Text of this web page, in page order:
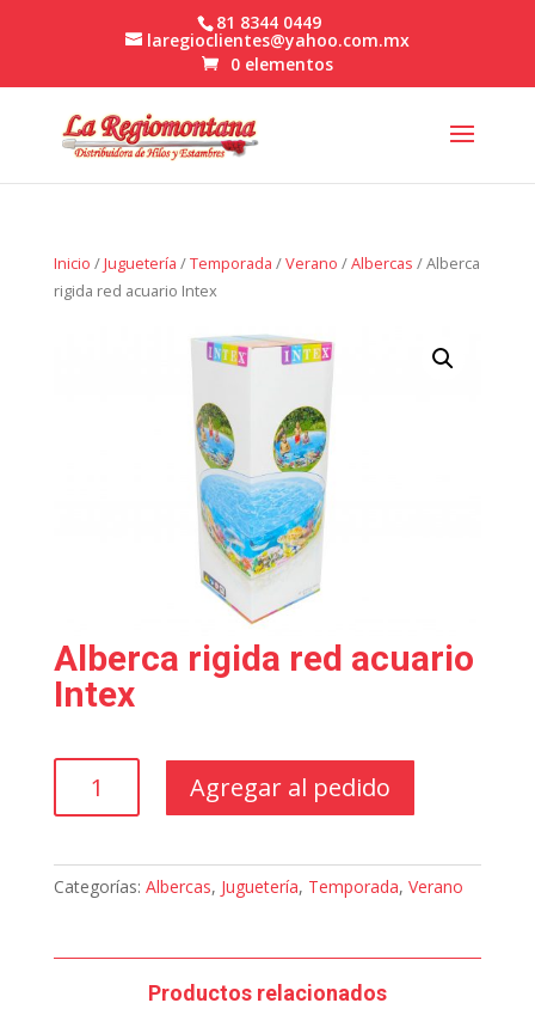
81 8344 0449
laregioclientes@yahoo.com.mx
0 elementos
Inicio /Juguetería /Temporada /Verano /Albercas / Alberca
rigida red acuario Intex
Alberca rigida red acuario
Intex
Intex
Agregar al pedido
Categorías: Albercas, Juguetería, Temporada, Verano
Productos relacionados